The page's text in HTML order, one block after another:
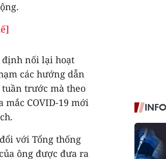
định nối lại hoạt
các hướng dẫn
trước mà theo
COVID-19 mới
với Tổng thống
ông được đưa ra